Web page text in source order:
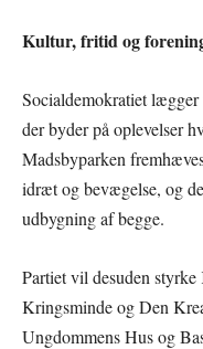
Kultur, fritid og
Socialdemokratiet
der byder på oplevelser
Madsbyparken
idræt og bevægelse, og
udbygning af begge.
Partiet vil desuden
Kringsminde og Den
Ungdommens Hus og